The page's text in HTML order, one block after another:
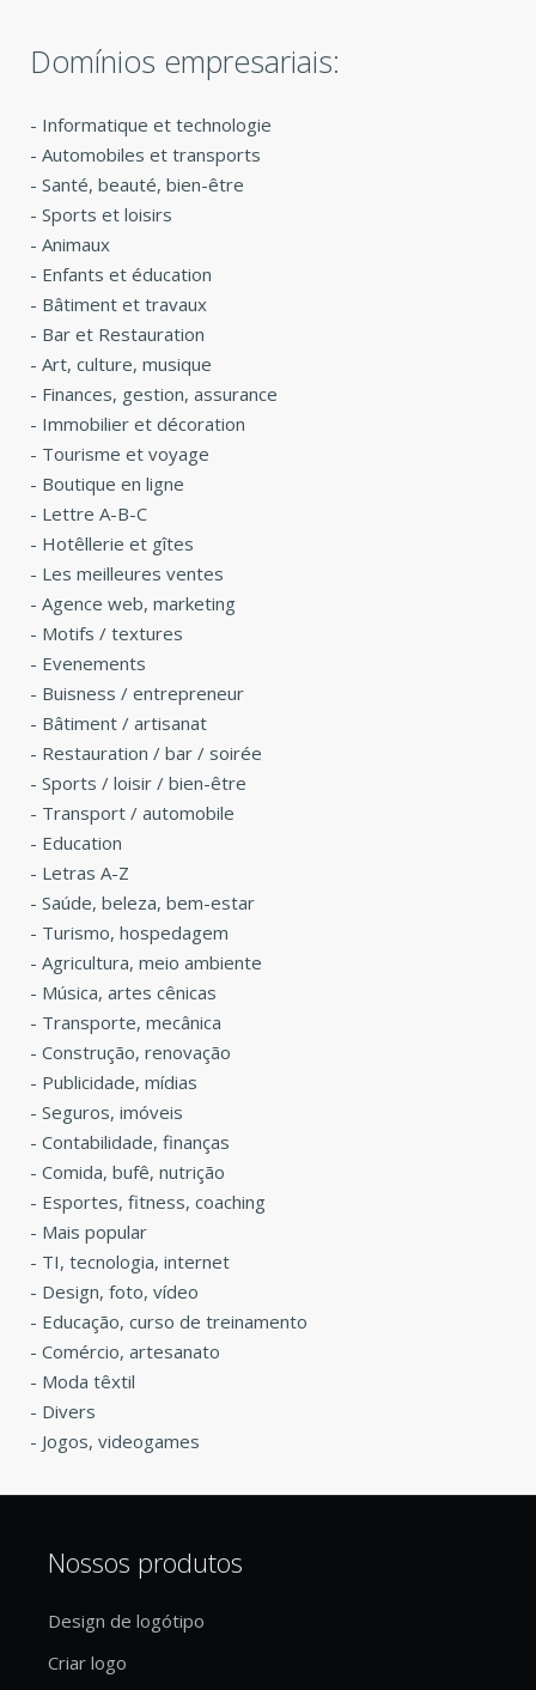
Domínios empresariais:
- Informatique et technologie
- Automobiles et transports
- Santé, beauté, bien-être
- Sports et loisirs
- Animaux
- Enfants et éducation
- Bâtiment et travaux
- Bar et Restauration
- Art, culture, musique
- Finances, gestion, assurance
- Immobilier et décoration
- Tourisme et voyage
- Boutique en ligne
- Lettre A-B-C
- Hotêllerie et gîtes
- Les meilleures ventes
- Agence web, marketing
- Motifs / textures
- Evenements
- Buisness / entrepreneur
- Bâtiment / artisanat
- Restauration / bar / soirée
- Sports / loisir / bien-être
- Transport / automobile
- Education
- Letras A-Z
- Saúde, beleza, bem-estar
- Turismo, hospedagem
- Agricultura, meio ambiente
- Música, artes cênicas
- Transporte, mecânica
- Construção, renovação
- Publicidade, mídias
- Seguros, imóveis
- Contabilidade, finanças
- Comida, bufê, nutrição
- Esportes, fitness, coaching
- Mais popular
- TI, tecnologia, internet
- Design, foto, vídeo
- Educação, curso de treinamento
- Comércio, artesanato
- Moda têxtil
- Divers
- Jogos, videogames
Nossos produtos
Design de logótipo
Criar logo